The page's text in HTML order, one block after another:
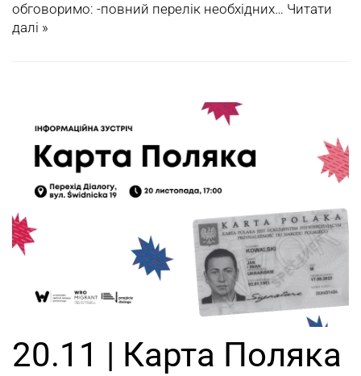
обговоримо: -повний перелік необхідних… Читати
далі »
20.11 | Карта Поляка